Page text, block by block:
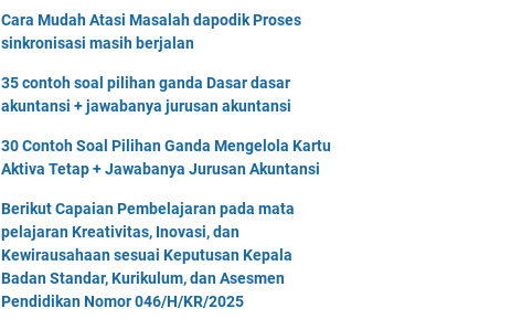
Cara Mudah Atasi Masalah dapodik Proses
sinkronisasi masih berjalan
35 contoh soal pilihan ganda Dasar dasar
akuntansi + jawabanya jurusan akuntansi
30 Contoh Soal Pilihan Ganda Mengelola Kartu
Aktiva Tetap + Jawabanya Jurusan Akuntansi
Berikut Capaian Pembelajaran pada mata
pelajaran Kreativitas, Inovasi, dan
Kewirausahaan sesuai Keputusan Kepala
Badan Standar, Kurikulum, dan Asesmen
Pendidikan Nomor 046/H/KR/2025